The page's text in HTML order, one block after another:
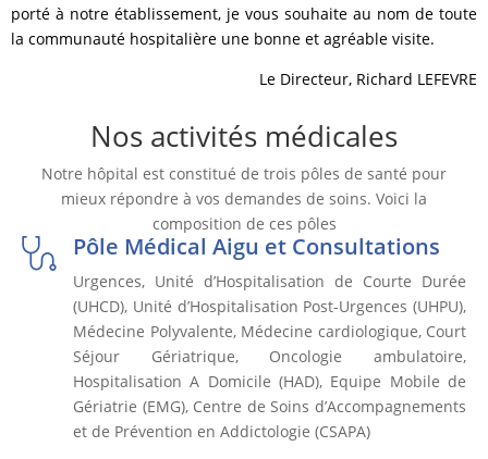
porté à notre établissement, je vous souhaite au nom de toute
la communauté hospitalière une bonne et agréable visite.
Le Directeur, Richard LEFEVRE
Nos activités médicales
Notre hôpital est constitué de trois pôles de santé pour
mieux répondre à vos demandes de soins. Voici la
composition de ces pôles
Pôle Médical Aigu et Consultations
Urgences, Unité d’Hospitalisation de Courte Durée
(UHCD), Unité d’Hospitalisation Post-Urgences (UHPU),
Médecine Polyvalente, Médecine cardiologique, Court
Séjour Gériatrique, Oncologie ambulatoire,
Hospitalisation A Domicile (HAD), Equipe Mobile de
Gériatrie (EMG), Centre de Soins d’Accompagnements
et de Prévention en Addictologie (CSAPA)